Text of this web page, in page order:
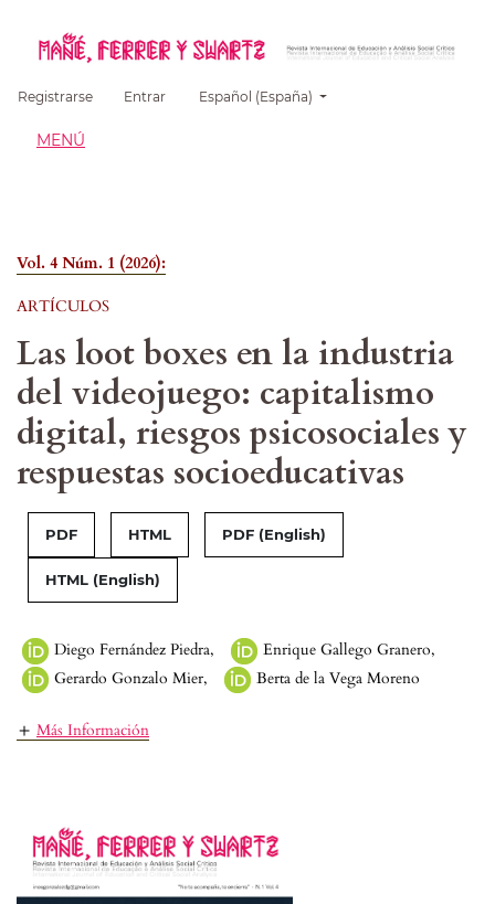
Registrarse Entrar Español (España)
MENÚ
Vol. 4 Núm. 1 (2026):
ARTÍCULOS
Las loot boxes en la industria
del videojuego: capitalismo
digital, riesgos psicosociales y
respuestas socioeducativas
PDF HTML PDF (English)
HTML (English)
Diego Fernández Piedra, Enrique Gallego Granero,
Gerardo Gonzalo Mier, Berta de la Vega Moreno
Más Información